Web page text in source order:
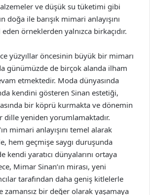
ve düşük su tüketimi gibi
doğa ile barışık mimari anlayışını
örneklerden yalnızca birkaçıdır.
yüzyıllar öncesinin büyük bir mimarı
günümüzde de birçok alanda ilham
etmektedir. Moda dünyasında
kendini gösteren Sinan estetiği,
bir köprü kurmakta ve dönemin
yeniden yorumlamaktadır.
mimari anlayışını temel alarak
hem geçmişe saygı duruşunda
kendi yaratıcı dünyalarını ortaya
Mimar Sinan’ın mirası, yeni
tarafından daha geniş kitlelerle
bir değer olarak yaşamaya